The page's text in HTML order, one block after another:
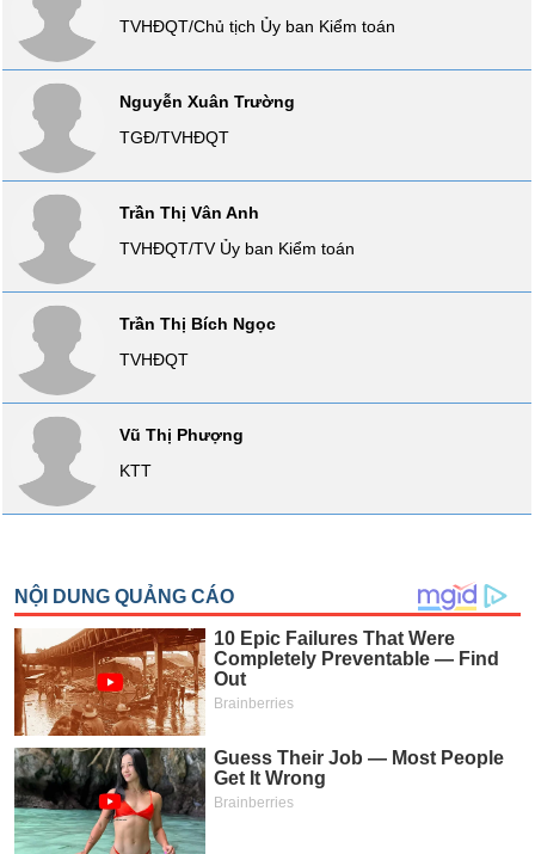
liệu
Tâm
lý
thị
trường
TVHĐQT/Chủ tịch Ủy ban Kiểm toán
Nguyễn Xuân Trường
TGĐ/TVHĐQT
Trần Thị Vân Anh
TVHĐQT/TV Ủy ban Kiểm toán
Trần Thị Bích Ngọc
TVHĐQT
Vũ Thị Phượng
KTT
TIÊU
DÙNG
KHÔNG
THIẾT
TIÊU
DÙNG
THIẾT
YẾU
KHỎE
TÀI
CHÍNH